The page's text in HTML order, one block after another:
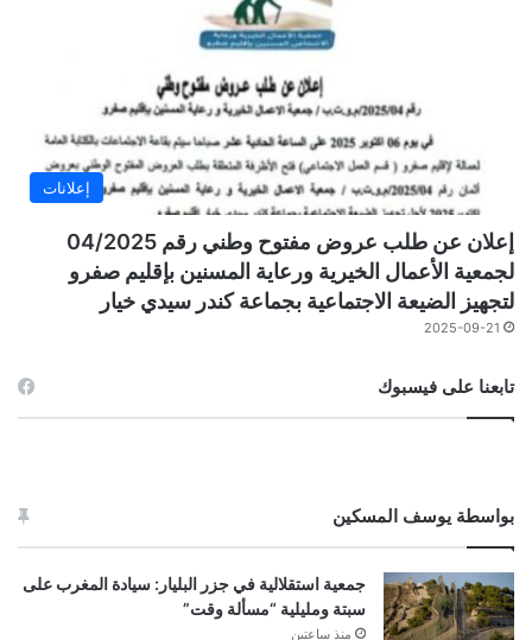
إعلانات
إعلان عن طلب عروض مفتوح وطني رقم 04/2025
لجمعية الأعمال الخيرية ورعاية المسنين بإقليم صفرو
لتجهيز الضيعة الاجتماعية بجماعة كندر سيدي خيار
2025-09-21
تابعنا على فيسبوك
بواسطة يوسف المسكين
جمعية استقلالية في جزر البليار: سيادة المغرب على
سبتة ومليلية “مسألة وقت”
منذ ساعتين